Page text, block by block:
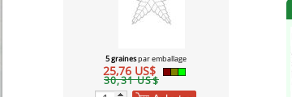
5 grainespar emballage
25,76 US$
30,31 US$